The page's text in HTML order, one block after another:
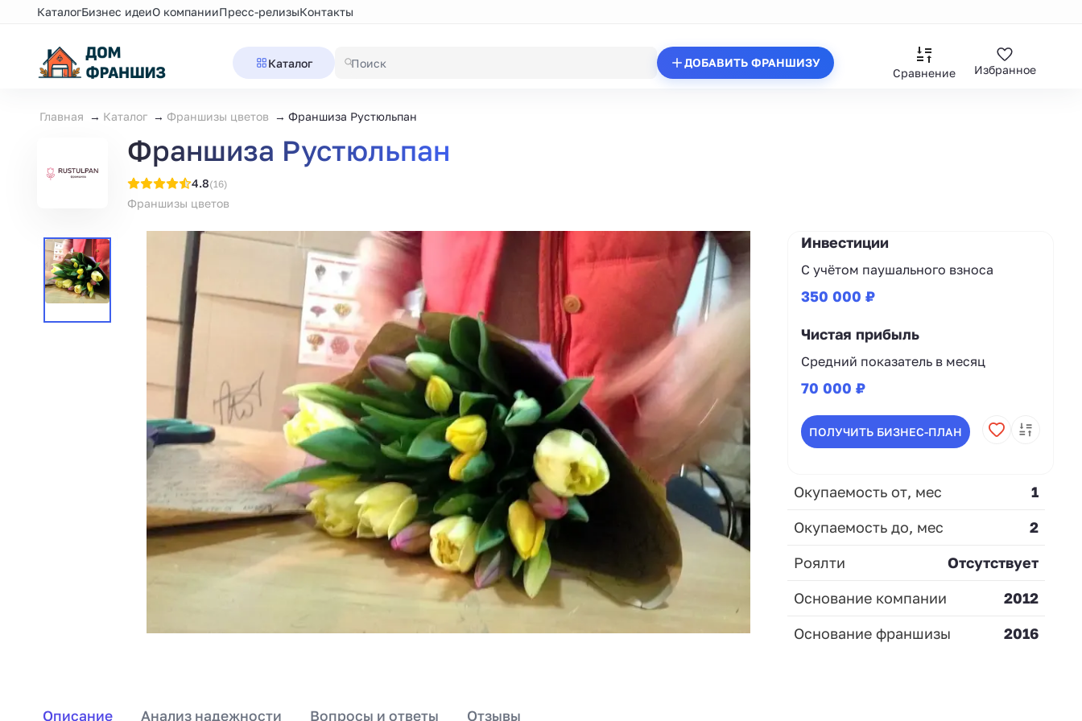
КаталогБизнес идеиО компанииПресс-релизыКонтакты
Каталог ДОБАВИТЬ ФРАНШИЗУ
Сравнение Избранное
Главная Каталог Франшизы цветов Франшиза Рустюльпан
Франшиза Рустюльпан
4.8(16)
Франшизы цветов
Описание Анализ надежности Вопросы и ответы Отзывы
Инвестиции
С учётом паушального взноса
350 000 ₽
Чистая прибыль
Средний показатель в месяц
70 000 ₽
ПОЛУЧИТЬ БИЗНЕС-ПЛАН
Окупаемость от, мес
1
Окупаемость до, мес
2
Роялти
Отсутствует
Основание компании
2012
Основание франшизы
2016